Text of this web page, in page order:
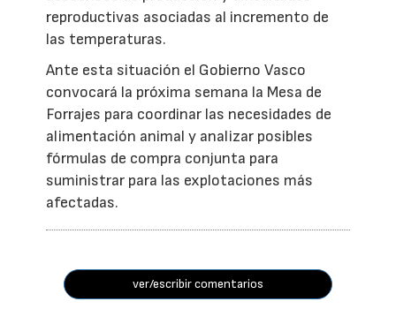
reproductivas asociadas al incremento de
las temperaturas.
Ante esta situación el Gobierno Vasco
convocará la próxima semana la Mesa de
Forrajes para coordinar las necesidades de
alimentación animal y analizar posibles
fórmulas de compra conjunta para
suministrar para las explotaciones más
afectadas.
ver/escribir comentarios